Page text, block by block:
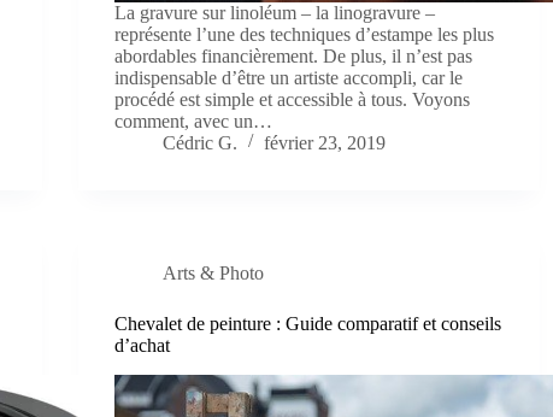
La gravure sur linoléum – la linogravure –
représente l’une des techniques d’estampe les plus
abordables financièrement. De plus, il n’est pas
indispensable d’être un artiste accompli, car le
procédé est simple et accessible à tous. Voyons
comment, avec un…
Cédric G.
février 23, 2019
Arts & Photo
Chevalet de peinture : Guide comparatif et conseils
d’achat